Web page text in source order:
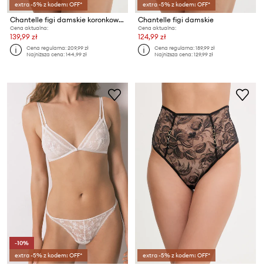
extra -5% z kodem: OFF*
Chantelle figi damskie koronkowe
Cena aktualna:
139,99 zł
Cena regularna:209,99 zł
Najniższa cena:144,99 zł
extra -5% z kodem: OFF*
Chantelle figi damskie
Cena aktualna:
124,99 zł
Cena regularna:189,99 zł
Najniższa cena:129,99 zł
-10%
extra -5% z kodem: OFF*
extra -5% z kodem: OFF*